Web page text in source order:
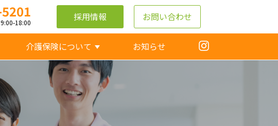
18:00 採用情報 お問い合わせ
介護保険について お知らせ